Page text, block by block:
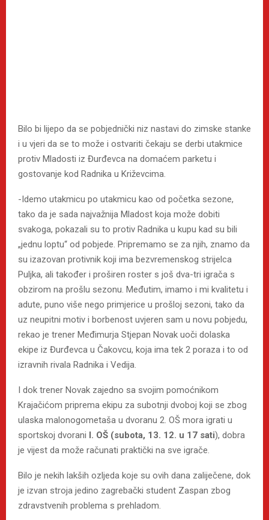
Bilo bi lijepo da se pobjednički niz nastavi do zimske stanke
i u vjeri da se to može i ostvariti čekaju se derbi utakmice
protiv Mladosti iz Đurđevca na domaćem parketu i
gostovanje kod Radnika u Križevcima.
-Idemo utakmicu po utakmicu kao od početka sezone,
tako da je sada najvažnija Mladost koja može dobiti
svakoga, pokazali su to protiv Radnika u kupu kad su bili
„jednu loptu“ od pobjede. Pripremamo se za njih, znamo da
su izazovan protivnik koji ima bezvremenskog strijelca
Puljka, ali također i proširen roster s još dva-tri igrača s
obzirom na prošlu sezonu. Međutim, imamo i mi kvalitetu i
adute, puno više nego primjerice u prošloj sezoni, tako da
uz neupitni motiv i borbenost uvjeren sam u novu pobjedu,
rekao je trener Međimurja Stjepan Novak uoči dolaska
ekipe iz Đurđevca u Čakovcu, koja ima tek 2 poraza i to od
izravnih rivala Radnika i Vedija.
I dok trener Novak zajedno sa svojim pomoćnikom
Krajačićom priprema ekipu za subotnji dvoboj koji se zbog
ulaska malonogometaša u dvoranu 2. OŠ mora igrati u
sportskoj dvorani I. OŠ (subota, 13. 12. u 17 sati), dobra
je vijest da može računati praktički na sve igrače.
Bilo je nekih lakših ozljeda koje su ovih dana zaliječene, dok
je izvan stroja jedino zagrebački student Zaspan zbog
zdravstvenih problema s prehladom.